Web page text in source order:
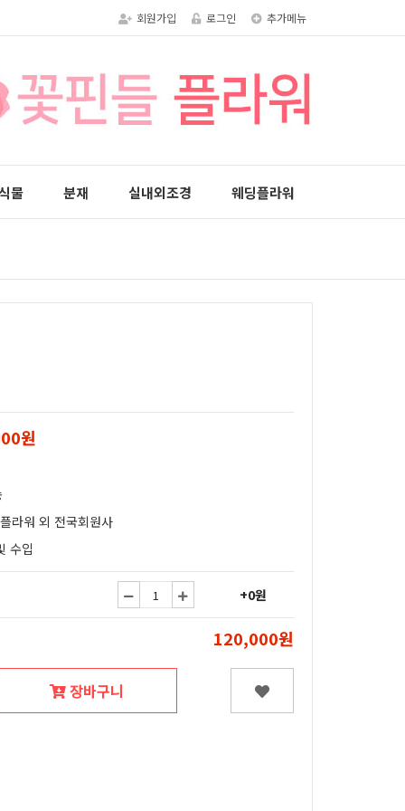
회원가입 로그인 추가메뉴
물 분재 실내외조경 웨딩플라워
원
라워 외 전국회원사
수입
+0원
120,000원
장바구니